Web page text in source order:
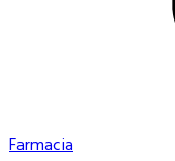
Farmacia